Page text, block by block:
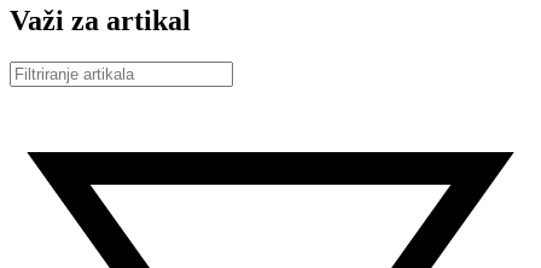
Važi za artikal